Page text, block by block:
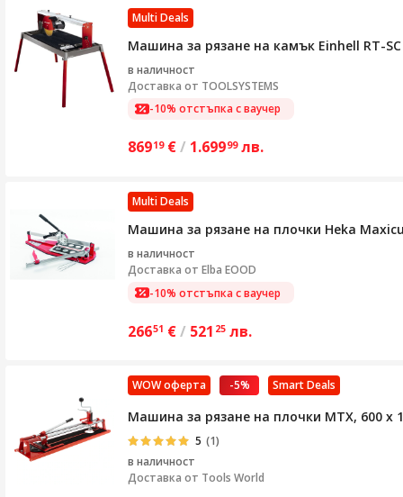
Multi Deals
Машина за рязане на камък Einhell RT-SC
в наличност
Доставка от TOOLSYSTEMS
-10% отстъпка с ваучер
86919 €/ 1.69999 лв.
Multi Deals
Машина за рязане на плочки Heka
в наличност
Доставка от Elba EOOD
-10% отстъпка с ваучер
26651 €/ 521 25 лв.
Smart Deals
-5%
WOW оферта
Машина за рязане на плочки MTX, 600 х
5 (1)
в наличност
Доставка от Tools World